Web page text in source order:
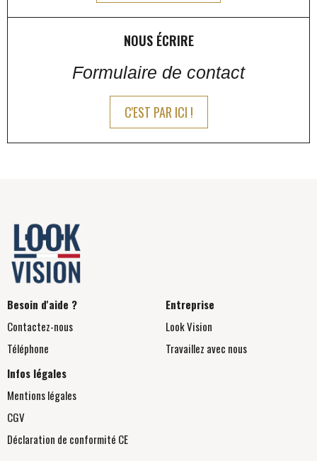
NOUS ÉCRIRE
Formulaire de contact
C'EST PAR ICI !
Besoin d'aide ?
Contactez-nous
Téléphone
Entreprise
Look Vision
Travaillez avec nous
Infos légales
Mentions légales
CGV
Déclaration de conformité CE